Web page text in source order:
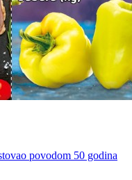
povodom 50 godina